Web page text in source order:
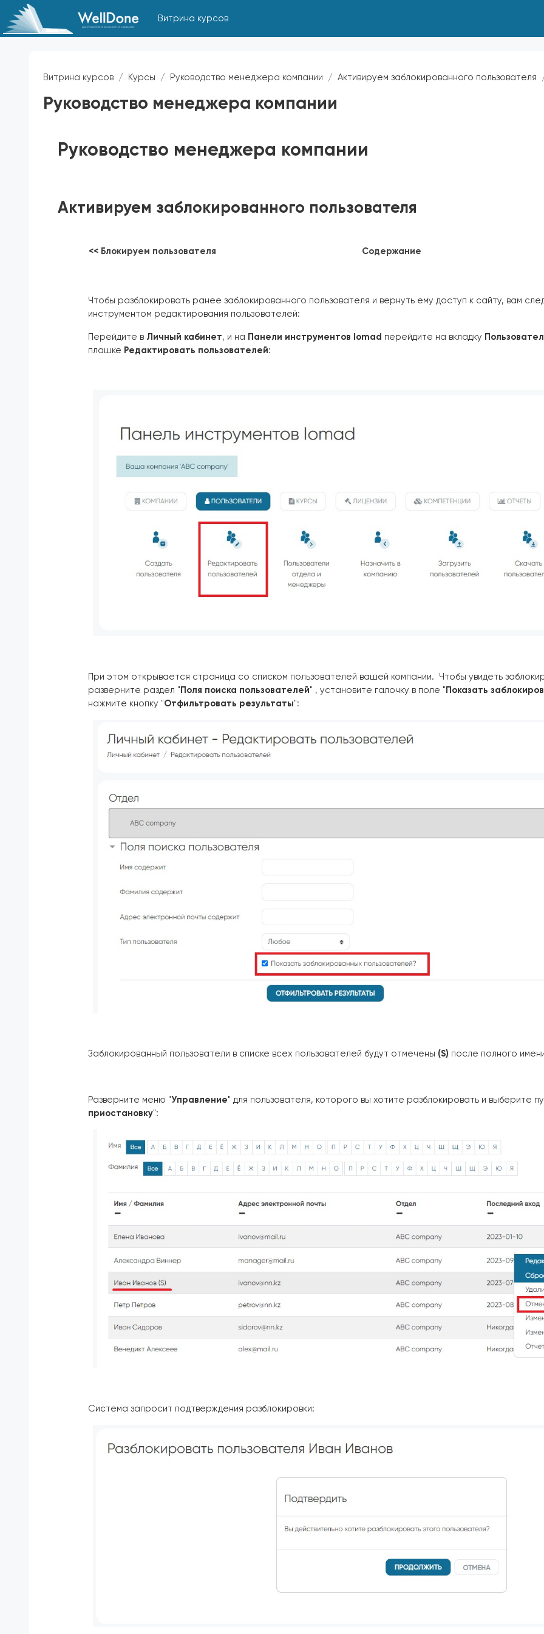
Перейти к основному содержанию
Витрина курсов
Витрина курсов Курсы Руководство менеджера компании Активируем заблокированного пользователя
Руководство менеджера компании
Руководство менеджера компании
Активируем заблокированного пользователя
<< Блокируем пользователя Содержание
Чтобы разблокировать ранее заблокированного пользователя и вернуть ему доступ к сайту, вам
инструментом редактирования пользователей:
Перейдите в Личный кабинет, и на Панели инструментов Iomad перейдите на вкладку
плашке Редактировать пользователей:
При этом открывается страница со списком пользователей вашей компании. Чтобы увидеть
разверните раздел "Поля поиска пользователей" , установите галочку в поле "Показать
нажмите кнопку "Отфильтровать результаты":
Заблокированный пользователи в списке всех пользователей будут отмечены (S) после полного
Разверните меню "Управление" для пользователя, которого вы хотите разблокировать и выберите
приостановку":
Система запросит подтверждения разблокировки: